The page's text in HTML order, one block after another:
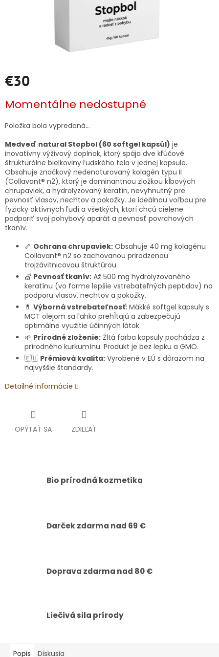
€30
cena:
Momentálne nedostupné
Položka bola vypredaná…
Medveď natural Stopbol (60 softgel kapsúl) je
inovatívny výživový doplnok, ktorý spája dve kľúčové
štrukturálne bielkoviny ľudského tela v jednej kapsule.
Obsahuje značkový nedenaturovaný kolagén typu II
(Collavant® n2), ktorý je dominantnou zložkou kĺbových
chrupaviek, a hydrolyzovaný keratín, nevyhnutný pre
pevnosť vlasov, nechtov a pokožky. Je ideálnou voľbou pre
fyzicky aktívnych ľudí a všetkých, ktorí chcú cielene
podporiť svoj pohybový aparát a pevnosť povrchových
tkanív.
🦴 Ochrana chrupaviek: Obsahuje 40 mg kolagénu
Collavant® n2 so zachovanou prirodzenou
trojzávitnicovou štruktúrou.
💇 Pevnosť tkanív: Až 500 mg hydrolyzovaného
keratínu (vo forme lepšie vstrebateľných peptidov) na
podporu vlasov, nechtov a pokožky.
💊 Výborná vstrebateľnosť: Mäkké softgel kapsuly s
MCT olejom sa ľahko prehĺtajú a zabezpečujú
optimálne využitie účinných látok.
🌱 Prírodné zloženie: Žltá farba kapsuly pochádza z
prírodného kurkumínu. Produkt je bez lepku a GMO.
🇪🇺 Prémiová kvalita: Vyrobené v EÚ s dôrazom na
najvyššie štandardy.
Detailné informácie
OPÝTAŤ SA ZDIEĽAŤ
Bio prírodná kozmetika
Darček zdarma nad 69 €
Doprava zdarma nad 80 €
Liečivá sila prírody
Popis Diskusia